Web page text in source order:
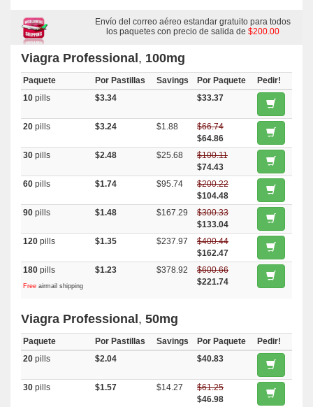
Kamagra Polo
Kamagra Effervescent,Kamagra,Penegra, Malegra
Fxt Plus
Sildigra,Kamagra Oral Jelly,Super P Force,
Malegra Fxt
Suhagra
Eriacta Fildena Malegra Dxt Plus
Envío del correo aéreo estandar gratuito para todos
los paquetes con precio de salida de$200.00
Viagra Professional , 100mg
Paquete Por Pastillas Savings Por Paquete
Pedir!
10 pills $3.34 $33.37
20 pills $3.24 $1.88
$66.74
$64.86
30 pills $2.48 $25.68
$100.11
$74.43
60 pills $1.74 $95.74
$200.22
$104.48
90 pills $1.48 $167.29
$300.33
$133.04
120 pills $1.35 $237.97
$400.44
$162.47
180 pills
Free airmail shipping
$1.23 $378.92
$600.66
$221.74
Viagra Professional , 50mg
Paquete Por Pastillas Savings Por Paquete
Pedir!
20 pills $2.04 $40.83
30 pills $1.57 $14.27
$61.25
$46.98